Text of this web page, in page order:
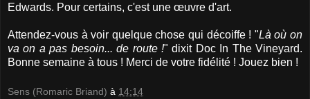
Edwards. Pour certains, c'est une œuvre d'art.
Attendez-vous à voir quelque chose qui décoiffe ! "Là où on
va on a pas besoin... de route !" dixit Doc In The Vineyard.
Bonne semaine à tous ! Merci de votre fidélité ! Jouez bien !
Sens (Romaric Briand) à 14:14